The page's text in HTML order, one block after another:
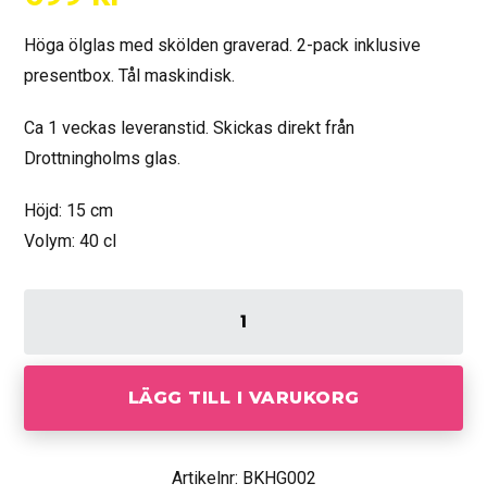
Höga ölglas med skölden graverad. 2-pack inklusive
presentbox. Tål maskindisk.
Ca 1 veckas leveranstid. Skickas direkt från
Drottningholms glas.
Höjd: 15 cm
Volym: 40 cl
LÄGG TILL I VARUKORG
Artikelnr: BKHG002